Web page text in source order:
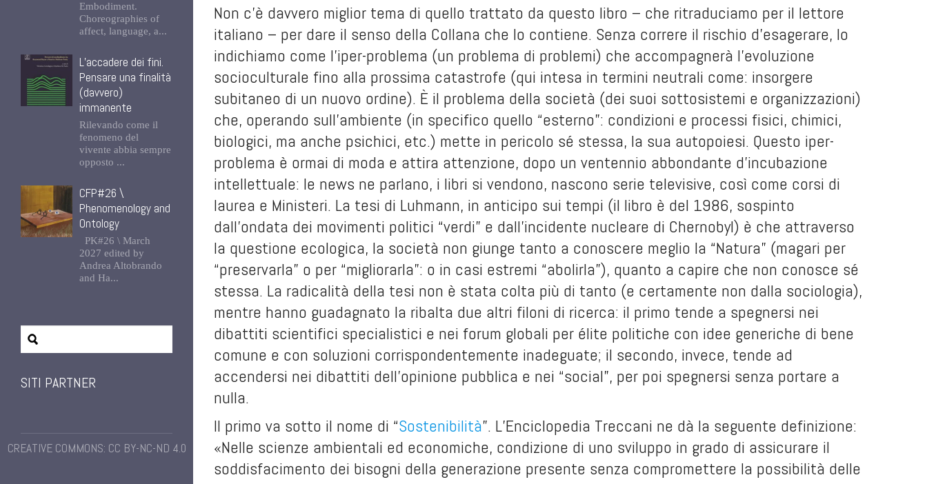
Embodiment.
Choreographies of
affect, language, a...
L’accadere dei fini.
Pensare una finalità
(davvero)
immanente
Rilevando come il
fenomeno del
vivente abbia sempre
opposto ...
CFP#26 \
Phenomenology and
Ontology
PK#26 \ March
2027 edited by
Andrea Altobrando
and Ha...
SITI PARTNER
CREATIVE COMMONS: CC BY-NC-ND 4.0
Non c’è davvero miglior tema di quello trattato da questo libro – che ritraduciamo per il lettore
italiano – per dare il senso della Collana che lo contiene. Senza correre il rischio d’esagerare, lo
indichiamo come l’iper-problema (un problema di problemi) che accompagnerà l’evoluzione
socioculturale fino alla prossima catastrofe (qui intesa in termini neutrali come: insorgere
subitaneo di un nuovo ordine). È il problema della società (dei suoi sottosistemi e organizzazioni)
che, operando sull’ambiente (in specifico quello “esterno”: condizioni e processi fisici, chimici,
biologici, ma anche psichici, etc.) mette in pericolo sé stessa, la sua autopoiesi. Questo iper-
problema è ormai di moda e attira attenzione, dopo un ventennio abbondante d’incubazione
intellettuale: le news ne parlano, i libri si vendono, nascono serie televisive, così come corsi di
laurea e Ministeri. La tesi di Luhmann, in anticipo sui tempi (il libro è del 1986, sospinto
dall’ondata dei movimenti politici “verdi” e dall’incidente nucleare di Chernobyl) è che attraverso
la questione ecologica, la società non giunge tanto a conoscere meglio la “Natura” (magari per
“preservarla” o per “migliorarla”: o in casi estremi “abolirla”), quanto a capire che non conosce sé
stessa. La radicalità della tesi non è stata colta più di tanto (e certamente non dalla sociologia),
mentre hanno guadagnato la ribalta due altri filoni di ricerca: il primo tende a spegnersi nei
dibattiti scientifici specialistici e nei forum globali per élite politiche con idee generiche di bene
comune e con soluzioni corrispondentemente inadeguate; il secondo, invece, tende ad
accendersi nei dibattiti dell’opinione pubblica e nei “social”, per poi spegnersi senza portare a
nulla.
Il primo va sotto il nome di “Sostenibilità”. L’Enciclopedia Treccani ne dà la seguente definizione:
«Nelle scienze ambientali ed economiche, condizione di uno sviluppo in grado di assicurare il
soddisfacimento dei bisogni della generazione presente senza compromettere la possibilità delle